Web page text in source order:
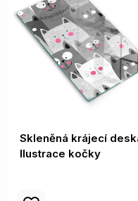
Skleněná krájecí
Ilustrace kočky